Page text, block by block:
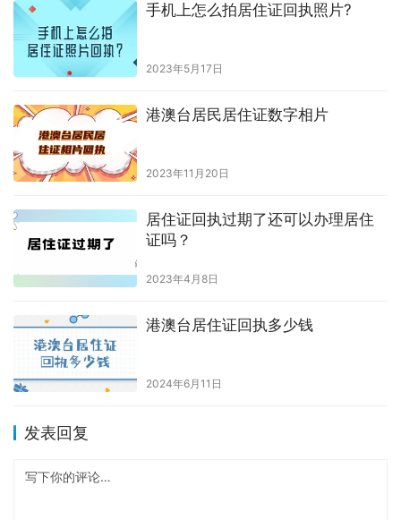
手机上怎么拍居住证回执照片?
2023年5月17日
港澳台居民居住证数字相片
2023年11月20日
居住证回执过期了还可以办理居住
证吗？
2023年4月8日
港澳台居住证回执多少钱
2024年6月11日
发表回复